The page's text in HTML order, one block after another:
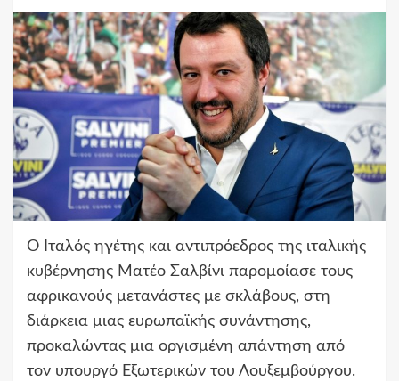
Ο Ιταλός ηγέτης και αντιπρόεδρος της ιταλικής
κυβέρνησης Ματέο Σαλβίνι παρομοίασε τους
αφρικανούς μετανάστες με σκλάβους, στη
διάρκεια μιας ευρωπαϊκής συνάντησης,
προκαλώντας μια οργισμένη απάντηση από
τον υπουργό Εξωτερικών του Λουξεμβούργου.